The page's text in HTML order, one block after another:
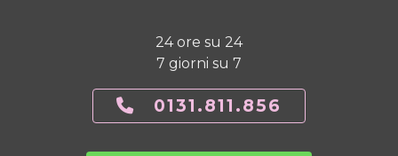
24 ore su 24
7 giorni su 7
0131.811.856